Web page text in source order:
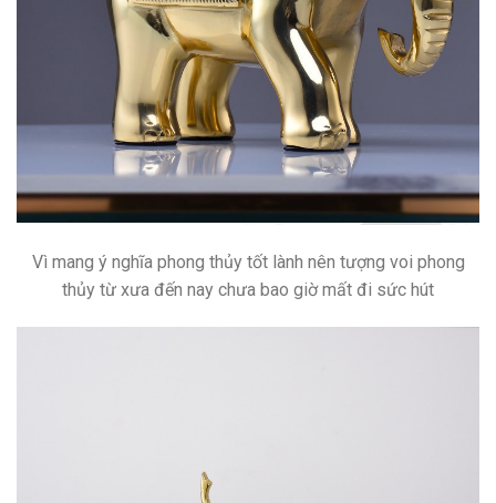
Vì mang ý nghĩa phong thủy tốt lành nên tượng voi phong
thủy từ xưa đến nay chưa bao giờ mất đi sức hút